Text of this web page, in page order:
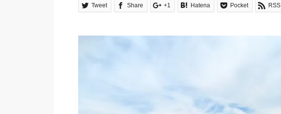
Tweet Share +1 Hatena Pocket RSS